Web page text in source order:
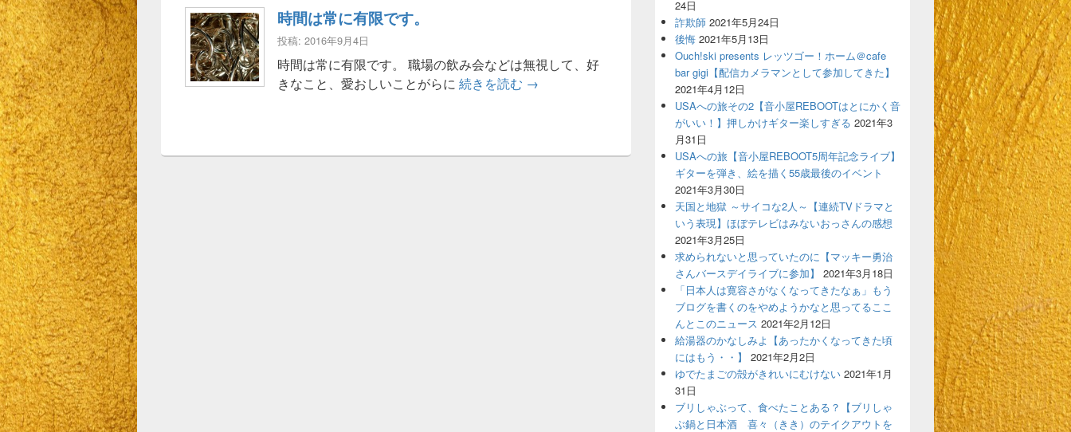
時間は常に有限です。
投稿: 2016年9月4日
時間は常に有限です。 職場の飲み会などは無視して、好
きなこと、愛おしいことがらに 続きを読む 時間は常に有限です。
→
24日
詐欺師 2021年5月24日
後悔 2021年5月13日
Ouch!ski presents レッツゴー！ホーム＠cafe
bar gigi【配信カメラマンとして参加してきた】
2021年4月12日
USAへの旅その2【音小屋REBOOTはとにかく音
がいい！】押しかけギター楽しすぎる 2021年3
月31日
USAへの旅【音小屋REBOOT5周年記念ライブ】
ギターを弾き、絵を描く55歳最後のイベント
2021年3月30日
天国と地獄 ～サイコな2人～【連続TVドラマと
いう表現】ほぼテレビはみないおっさんの感想
2021年3月25日
求められないと思っていたのに【マッキー勇治
さんバースデイライブに参加】
2021年3月18日
「日本人は寛容さがなくなってきたなぁ」もう
ブログを書くのをやめようかなと思ってるここ
んとこのニュース 2021年2月12日
給湯器のかなしみよ【あったかくなってきた頃
にはもう・・】
2021年2月2日
ゆでたまごの殻がきれいにむけない 2021年1月
31日
ブリしゃぶって、食べたことある？【ブリしゃ
ぶ鍋と日本酒 喜々（きき）のテイクアウトを